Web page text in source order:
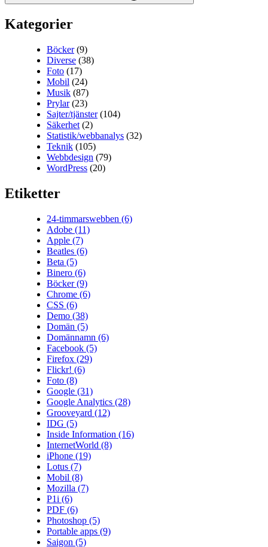
Kategorier
Böcker(9)
Diverse (38)
Foto (17)
Mobil (24)
Musik (87)
Prylar(23)
Sajter/tjänster(104)
Säkerhet (2)
Statistik/webbanalys (32)
Teknik (105)
Webbdesign (79)
WordPress (20)
Etiketter
24-timmarswebben (6)
Adobe (11)
Apple (7)
Beatles (6)
Beta (5)
Binero (6)
Böcker(9)
Chrome (6)
CSS (6)
Demo (38)
Domän (5)
Domännamn (6)
Facebook (5)
Firefox (29)
Flickr! (6)
Foto (8)
Google (31)
Google Analytics (28)
Grooveyard (12)
IDG (5)
Inside Information (16)
InternetWorld (8)
iPhone (19)
Lotus (7)
Mobil (8)
Mozilla (7)
P1i (6)
PDF (6)
Photoshop (5)
Portable apps (9)
Saigon (5)